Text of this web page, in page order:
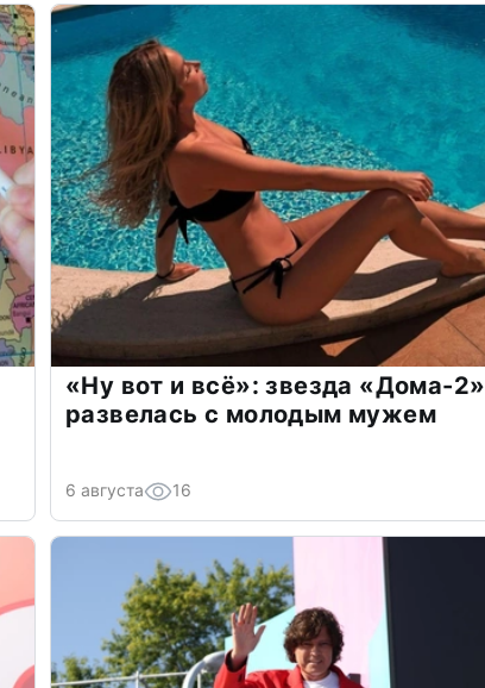
«Ну вот и всё»: звезда «Дома-2»
развелась с молодым мужем
6 августа 16